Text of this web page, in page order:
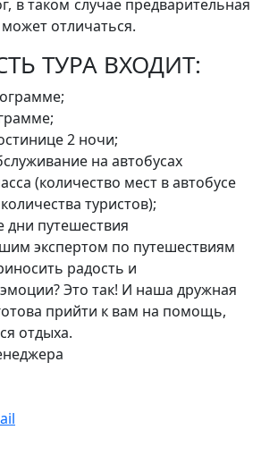
в таком случае предварительная
отличаться.
ТУРА ВХОДИТ:
2 ночи;
на автобусах
(количество мест в автобусе
туристов);
дни путешествия
экспертом по путешествиям
радость и
Это так! И наша дружная
прийти к вам на помощь,
отдыха.